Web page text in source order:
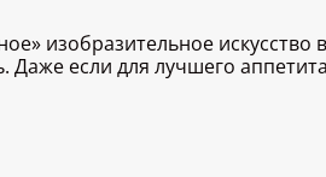
изобразительное
Даже если для лучшего